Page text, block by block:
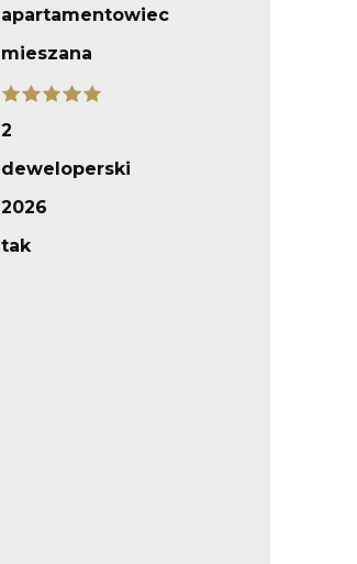
apartamentowiec
mieszana
2
deweloperski
2026
tak